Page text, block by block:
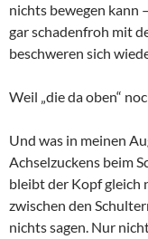
nichts bewegen kann
gar schadenfroh mit
beschweren sich
Weil „die da oben“
Und was in meinen
Achselzuckens beim
bleibt der Kopf gleich
zwischen den
nichts sagen. Nur